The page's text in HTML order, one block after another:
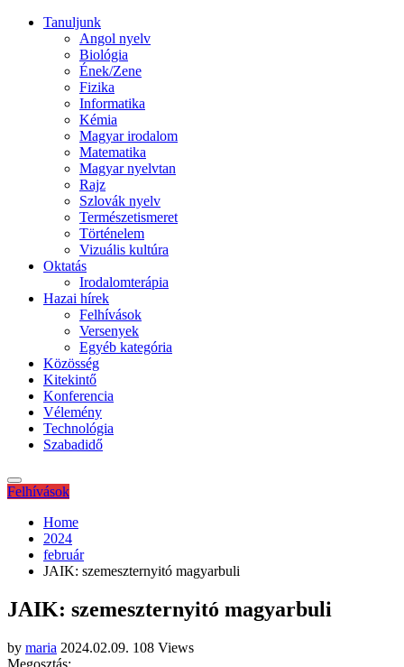
Tanuljunk
Angol nyelv
Biológia
Ének/Zene
Fizika
Informatika
Kémia
Magyar irodalom
Matematika
Magyar nyelvtan
Rajz
Szlovák nyelv
Természetismeret
Történelem
Vizuális kultúra
Oktatás
Irodalomterápia
Hazai hírek
Felhívások
Versenyek
Egyéb kategória
Közösség
Kitekintő
Konferencia
Vélemény
Technológia
Szabadidő
Felhívások
Home
2024
február
JAIK: szemeszternyitó magyarbuli
JAIK: szemeszternyitó magyarbuli
by maria 2024.02.09. 108 Views
Megosztás: